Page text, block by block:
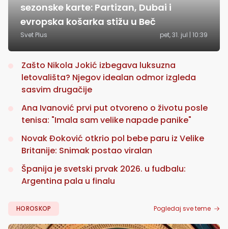
sezonske karte: Partizan, Dubai i
evropska košarka stižu u Beč
Svet Plus pet, 31. jul | 10:39
Zašto Nikola Jokić izbegava luksuzna
letovališta? Njegov idealan odmor izgleda
sasvim drugačije
Ana Ivanović prvi put otvoreno o životu posle
tenisa: "Imala sam velike napade panike"
Novak Đoković otkrio pol bebe paru iz Velike
Britanije: Snimak postao viralan
Španija je svetski prvak 2026. u fudbalu:
Argentina pala u finalu
HOROSKOP Pogledaj sve teme